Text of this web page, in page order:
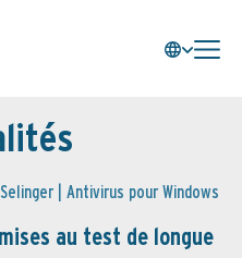
| Antivirus pour Windows
au test de longue